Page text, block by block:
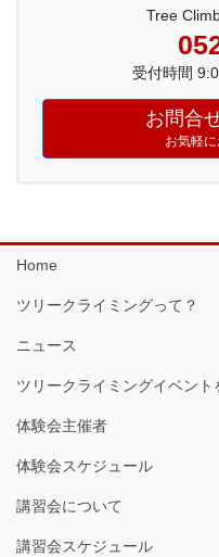
Tree
受付時間
お問合
お気軽
Home
ツリークライミングって？
ニュース
ツリークライミングイベン
体験会主催者
体験会スケジュール
講習会について
講習会スケジュール